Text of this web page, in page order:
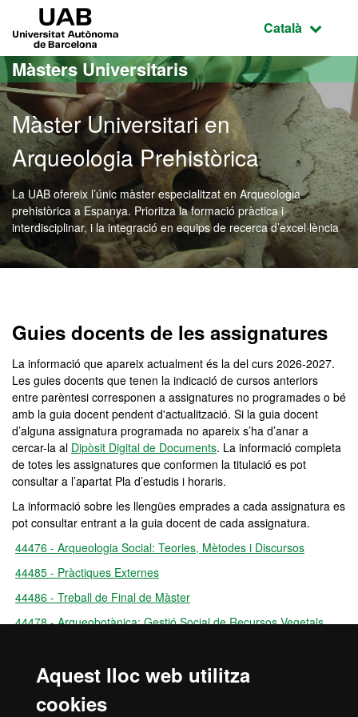
Aquest lloc web utilitza
cookies
Ves al contingut principal
Ves a la navegació de la pàgina
Idioma
Català
Màsters Universitaris
Màster Universitari en
Arqueologia Prehistòrica
La UAB ofereix l’únic màster especialitzat en Arqueologia
prehistòrica a Espanya. Prioritza la formació pràctica i
interdisciplinar, i la integració en equips de recerca d’excel·lència
Guies docents de les assignatures
La informació que apareix actualment és la del curs 2026-2027.
Les guies docents que tenen la indicació de cursos anteriors
entre parèntesi corresponen a assignatures no programades o bé
amb la guia docent pendent d'actualització. Si la guia docent
d’alguna assignatura programada no apareix s’ha d’anar a
cercar-la al Dipòsit Digital de Documents. La informació completa
de totes les assignatures que conformen la titulació es pot
consultar a l’apartat Pla d’estudis i horaris.
La informació sobre les llengües emprades a cada assignatura es
pot consultar entrant a la guia docent de cada assignatura.
44476 - Arqueologia Social: Teories, Mètodes i Discursos
44485 - Pràctiques Externes
44486 - Treball de Final de Màster
44478 - Arqueobotànica: Gestió Social de Recursos Vegetals
44481 - Artefactes Ceràmics: Producció i Ús
44482 - Artefactes Lítics: Producció i Ús